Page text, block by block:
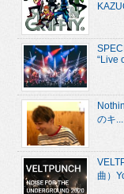
“Live
のキ...
曲）